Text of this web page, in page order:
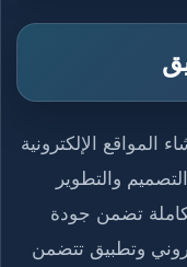
الإلكترونية
والتطوير
تضمن جودة
وتطبيق تتضمن